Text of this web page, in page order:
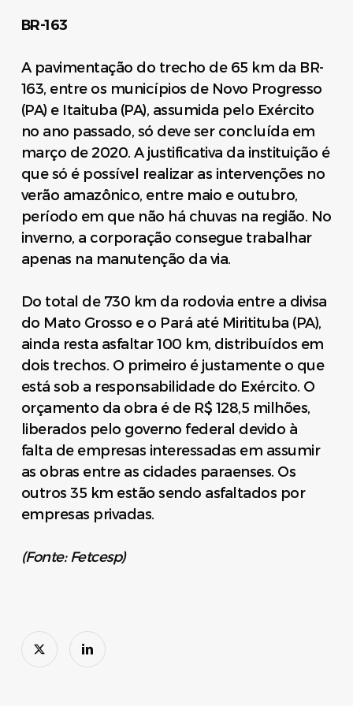
BR-163
A pavimentação do trecho de 65 km da BR-
163, entre os municípios de Novo Progresso
(PA) e Itaituba (PA), assumida pelo Exército
no ano passado, só deve ser concluída em
março de 2020. A justificativa da instituição é
que só é possível realizar as intervenções no
verão amazônico, entre maio e outubro,
período em que não há chuvas na região. No
inverno, a corporação consegue trabalhar
apenas na manutenção da via.
Do total de 730 km da rodovia entre a divisa
do Mato Grosso e o Pará até Miritituba (PA),
ainda resta asfaltar 100 km, distribuídos em
dois trechos. O primeiro é justamente o que
está sob a responsabilidade do Exército. O
orçamento da obra é de R$ 128,5 milhões,
liberados pelo governo federal devido à
falta de empresas interessadas em assumir
as obras entre as cidades paraenses. Os
outros 35 km estão sendo asfaltados por
empresas privadas.
(Fonte: Fetcesp)